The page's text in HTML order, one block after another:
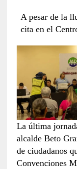
A pesar de la
cita en el
La última
alcalde Beto
de ciudadanos
Convenciones